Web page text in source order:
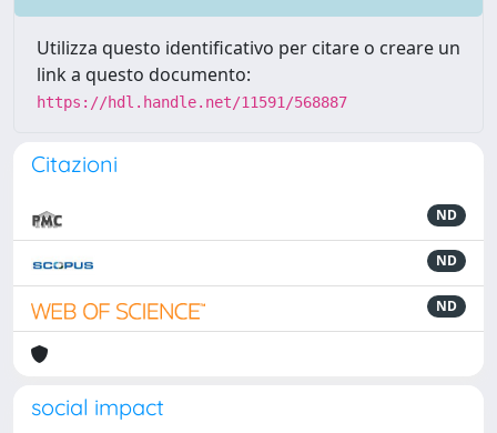
Utilizza questo identificativo per citare o creare un
link a questo documento:
https://hdl.handle.net/11591/568887
Citazioni
ND
ND
ND
social impact